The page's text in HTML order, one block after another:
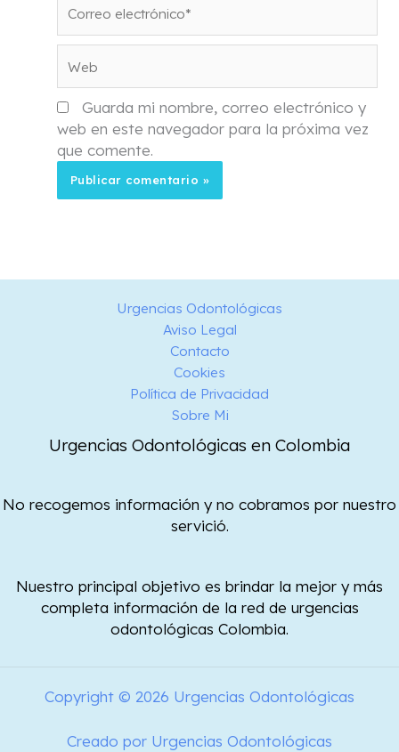
electrónico*
Guarda mi nombre, correo electrónico y
web en este navegador para la próxima vez
que comente.
Urgencias Odontológicas
Aviso Legal
Contacto
Cookies
Política de Privacidad
Sobre Mi
Urgencias Odontológicas en Colombia
No recogemos información y no cobramos por nuestro
servició.
Nuestro principal objetivo es brindar la mejor y más
completa información de la red de urgencias
odontológicas Colombia.
Copyright © 2026 Urgencias Odontológicas
Creado por Urgencias Odontológicas